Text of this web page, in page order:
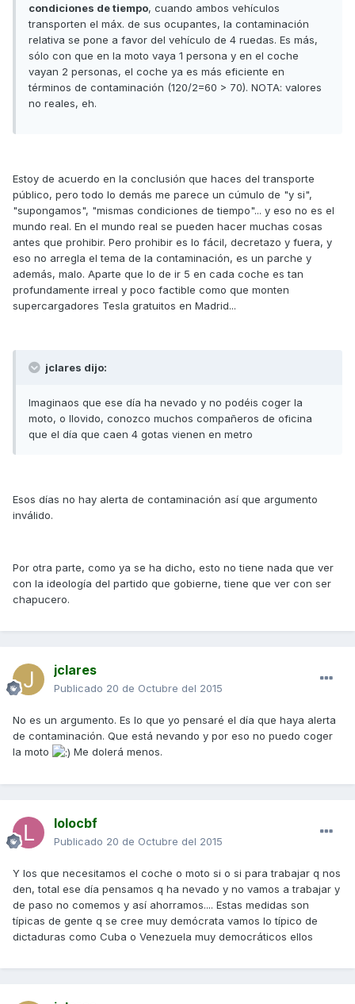
condiciones de tiempo, cuando ambos vehículos
transporten el máx. de sus ocupantes, la contaminación
relativa se pone a favor del vehículo de 4 ruedas. Es más,
sólo con que en la moto vaya 1 persona y en el coche
vayan 2 personas, el coche ya es más eficiente en
términos de contaminación (120/2=60 > 70). NOTA: valores
no reales, eh.
Estoy de acuerdo en la conclusión que haces del transporte
público, pero todo lo demás me parece un cúmulo de "y si",
"supongamos", "mismas condiciones de tiempo"... y eso no es el
mundo real. En el mundo real se pueden hacer muchas cosas
antes que prohibir. Pero prohibir es lo fácil, decretazo y fuera, y
eso no arregla el tema de la contaminación, es un parche y
además, malo. Aparte que lo de ir 5 en cada coche es tan
profundamente irreal y poco factible como que monten
supercargadores Tesla gratuitos en Madrid...
jclares dijo:
Imaginaos que ese día ha nevado y no podéis coger la
moto, o llovido, conozco muchos compañeros de oficina
que el día que caen 4 gotas vienen en metro
Esos días no hay alerta de contaminación así que argumento
inválido.
Por otra parte, como ya se ha dicho, esto no tiene nada que ver
con la ideología del partido que gobierne, tiene que ver con ser
chapucero.
jclares
Publicado 20 de Octubre del 2015
No es un argumento. Es lo que yo pensaré el día que haya alerta
de contaminación. Que está nevando y por eso no puedo coger
la moto
Me dolerá menos.
lolocbf
Publicado 20 de Octubre del 2015
Y los que necesitamos el coche o moto si o si para trabajar q nos
den, total ese día pensamos q ha nevado y no vamos a trabajar y
de paso no comemos y así ahorramos.... Estas medidas son
típicas de gente q se cree muy demócrata vamos lo típico de
dictaduras como Cuba o Venezuela muy democráticos ellos